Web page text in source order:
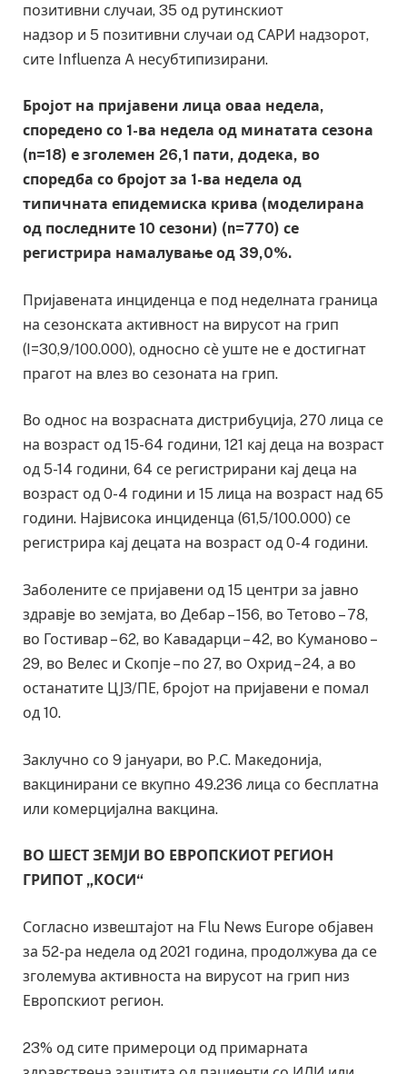
позитивни случаи, 35 од рутинскиот
надзор и 5 позитивни случаи од САРИ надзорот,
сите Influenza A несубтипизирани.
Бројот на пријавени лица оваа недела,
споредено со 1-ва недела од минатата сезона
(n=18) е зголемен 26,1 пати, додека, во
споредба со бројот за 1-ва недела од
типичната епидемиска крива (моделирана
од последните 10 сезони) (n=770) се
регистрира намалување од 39,0%.
Пријавената инциденца е под неделната граница
на сезонската активност на вирусот на грип
(I=30,9/100.000), односно сѐ уште не е достигнат
прагот на влез во сезоната на грип.
Во однос на возрасната дистрибуција, 270 лица се
на возраст од 15-64 години, 121 кај деца на возраст
од 5-14 години, 64 се регистрирани кај деца на
возраст од 0-4 години и 15 лица на возраст над 65
години. Највисока инциденца (61,5/100.000) се
регистрира кај децата на возраст од 0-4 години.
Заболените се пријавени од 15 центри за јавно
здравје во земјата, во Дебар – 156, во Тетово – 78,
во Гостивар – 62, во Кавадарци – 42, во Куманово –
29, во Велес и Скопје – по 27, во Охрид – 24, а во
останатите ЦЈЗ/ПЕ, бројот на пријавени е помал
од 10.
Заклучно со 9 јануари, во Р.С. Македонија,
вакцинирани се вкупно 49.236 лица со бесплатна
или комерцијална вакцина.
ВО ШЕСТ ЗЕМЈИ ВО ЕВРОПСКИОТ РЕГИОН
ГРИПОТ „КОСИ“
Согласно извештајот на Flu News Europe објавен
за 52-ра недела од 2021 година, продолжува да се
зголемува активноста на вирусот на грип низ
Европскиот регион.
23% од сите примероци од примарната